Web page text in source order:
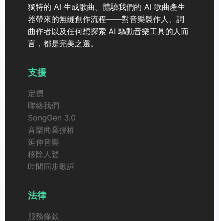
獨特的 AI 生成歌曲。體驗我們的 AI 歌曲產生
器帶來的無縫創作流程——對音樂製作人、詞
曲作者以及任何想探索 AI 驅動音樂工具的人而
言，都是完美之選。
支援
定價
聯絡我們
SongGen 3.0
音樂商業授權
延伸音樂
移除人聲
時間同步歌詞
法律
服務條款